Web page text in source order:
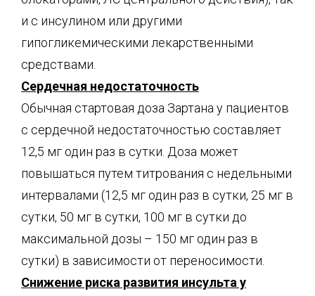
и с инсулином или другими
гипогликемическими лекарственными
средствами.
Сердечная недостаточность
Обычная стартовая доза Зартана у пациентов
с сердечной недостаточностью составляет
12,5 мг один раз в сутки. Доза может
повышаться путем титрования с недельными
интервалами (12,5 мг один раз в сутки, 25 мг в
сутки, 50 мг в сутки, 100 мг в сутки до
максимальной дозы – 150 мг один раз в
сутки) в зависимости от переносимости.
Снижение риска развития инсульта у